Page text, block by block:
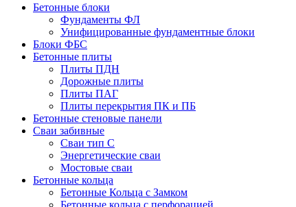
Бетонные блоки
Фундаменты ФЛ
Унифицированные фундаментные блоки
Блоки ФБС
Бетонные плиты
Плиты ПДН
Дорожные плиты
Плиты ПАГ
Плиты перекрытия ПК и ПБ
Бетонные стеновые панели
Сваи забивные
Сваи тип С
Энергетические сваи
Mостовые сваи
Бетонные кольца
Бетонные Кольца с Замком
Бетонные кольца с перфорацией